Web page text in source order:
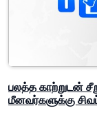
பலத்த காற்றுடன்
மீனவர்களுக்கு